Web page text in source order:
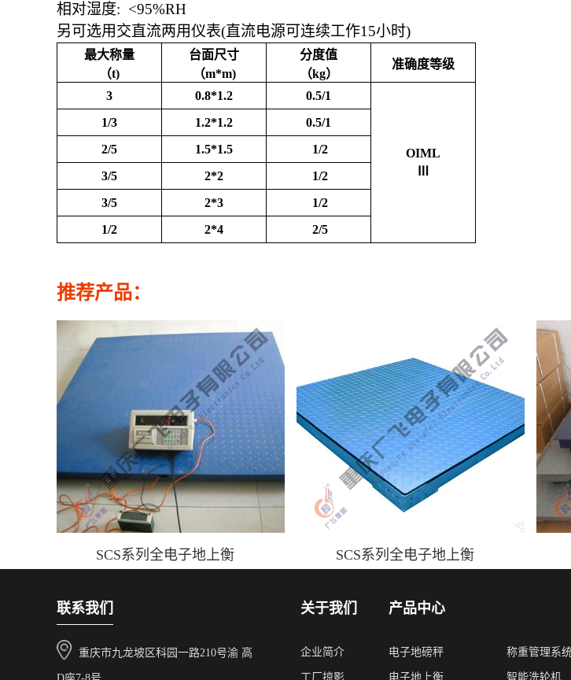
相对湿度: <95%RH
另可选用交直流两用仪表(直流电源可连续工作15小时)
最大称量
（t)
台面尺寸
（m*m)
分度值
（kg）
准确度等级
3 0.8*1.2 0.5/1
OIML
1/3 1.2*1.2
0.5/1
2/5
1.5*1.5
1/2
3/5
2*2
1/2
3/5
2*3
1/2
1/2
2*4 2/5
推荐产品：
SCS系列全电子地上衡 SCS系列全电子地上衡
联系我们
重庆市九龙坡区科园一路210号渝 高
关于我们
企业简介
工厂掠影
产品中心
电子地磅秤 称重管理系
电子地上衡 智能洗轮机